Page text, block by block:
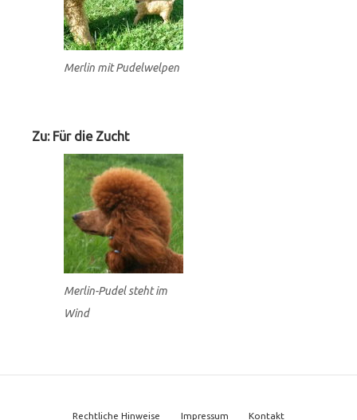
Merlin mit Pudelwelpen
Zu: Für die Zucht
Merlin-Pudel steht im
Wind
Rechtliche Hinweise Impressum Kontakt